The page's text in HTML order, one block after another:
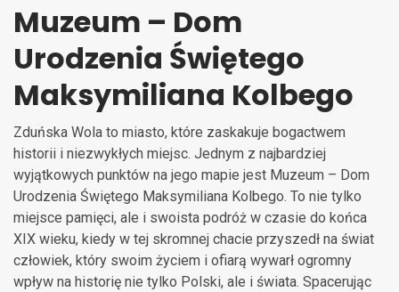
Muzeum – Dom
Urodzenia Świętego
Maksymiliana Kolbego
Zduńska Wola to miasto, które zaskakuje bogactwem
historii i niezwykłych miejsc. Jednym z najbardziej
wyjątkowych punktów na jego mapie jest Muzeum – Dom
Urodzenia Świętego Maksymiliana Kolbego. To nie tylko
miejsce pamięci, ale i swoista podróż w czasie do końca
XIX wieku, kiedy w tej skromnej chacie przyszedł na świat
człowiek, który swoim życiem i ofiarą wywarł ogromny
wpływ na historię nie tylko Polski, ale i świata. Spacerując